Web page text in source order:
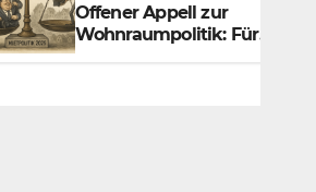
Offener Appell zur
Wohnraumpolitik: Für
mehr Fairness